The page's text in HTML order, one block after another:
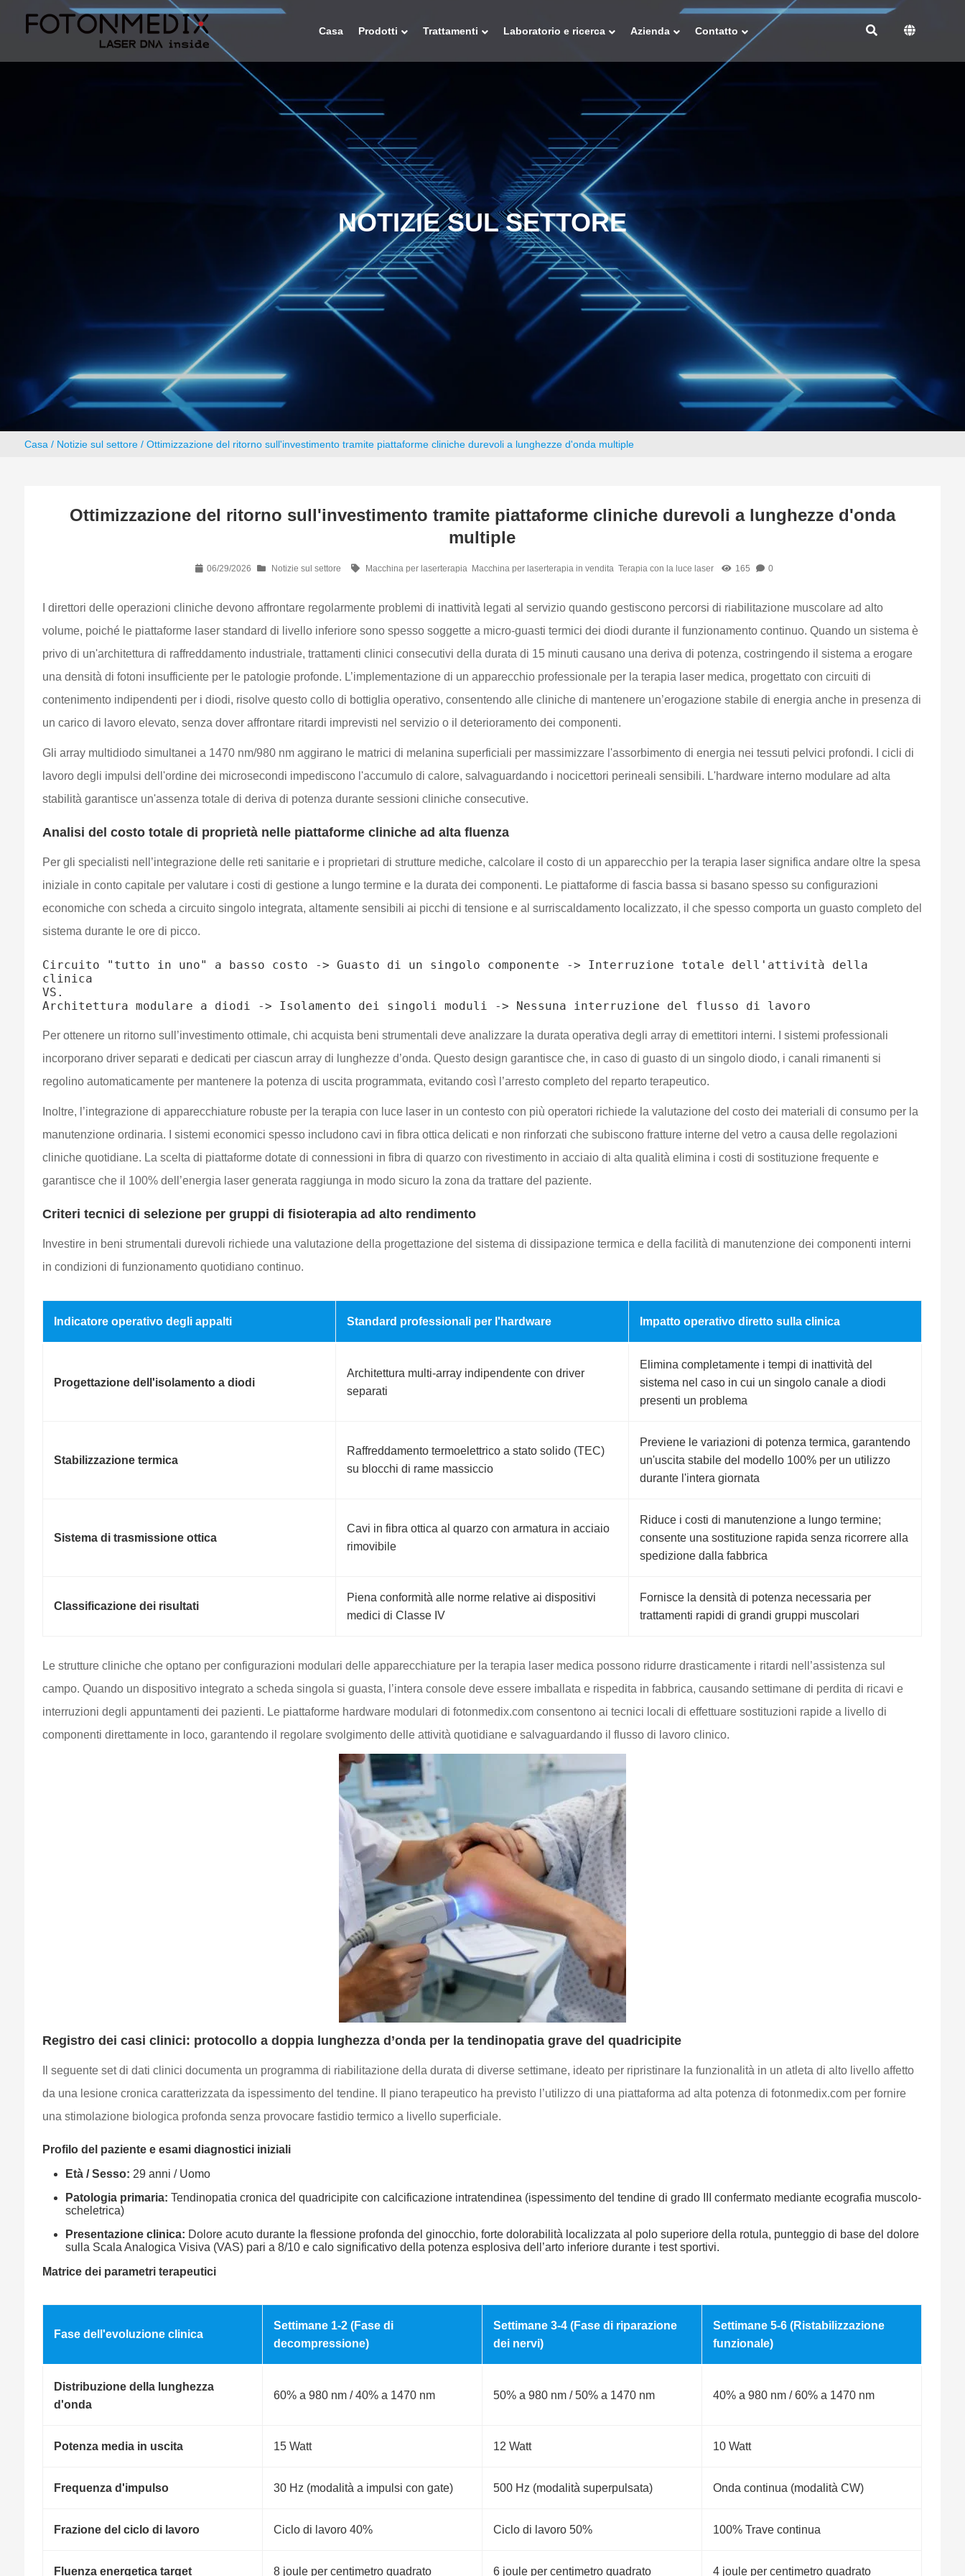
Casa Prodotti Trattamenti Laboratorio e ricerca Azienda Contatto
NOTIZIE SUL SETTORE
Casa / Notizie sul settore/ Ottimizzazione del ritorno sull'investimento tramite piattaforme cliniche durevoli a lunghezze d'onda multiple
Ottimizzazione del ritorno sull'investimento tramite piattaforme cliniche durevoli a lunghezze d'onda
multiple
06/29/2026 Notizie sul settore Macchina per laserterapia Macchina per laserterapia in vendita Terapia con la luce laser 165 0
I direttori delle operazioni cliniche devono affrontare regolarmente problemi di inattività legati al servizio quando gestiscono percorsi di riabilitazione muscolare ad alto
volume, poiché le piattaforme laser standard di livello inferiore sono spesso soggette a micro-guasti termici dei diodi durante il funzionamento continuo. Quando un sistema è
privo di un'architettura di raffreddamento industriale, trattamenti clinici consecutivi della durata di 15 minuti causano una deriva di potenza, costringendo il sistema a erogare
una densità di fotoni insufficiente per le patologie profonde. L’implementazione di un apparecchio professionale per la terapia laser medica, progettato con circuiti di
contenimento indipendenti per i diodi, risolve questo collo di bottiglia operativo, consentendo alle cliniche di mantenere un’erogazione stabile di energia anche in presenza di
un carico di lavoro elevato, senza dover affrontare ritardi imprevisti nel servizio o il deterioramento dei componenti.
Gli array multidiodo simultanei a 1470 nm/980 nm aggirano le matrici di melanina superficiali per massimizzare l'assorbimento di energia nei tessuti pelvici profondi. I cicli di
lavoro degli impulsi dell'ordine dei microsecondi impediscono l'accumulo di calore, salvaguardando i nocicettori perineali sensibili. L'hardware interno modulare ad alta
stabilità garantisce un'assenza totale di deriva di potenza durante sessioni cliniche consecutive.
Analisi del costo totale di proprietà nelle piattaforme cliniche ad alta fluenza
Per gli specialisti nell’integrazione delle reti sanitarie e i proprietari di strutture mediche, calcolare il costo di un apparecchio per la terapia laser significa andare oltre la spesa
iniziale in conto capitale per valutare i costi di gestione a lungo termine e la durata dei componenti. Le piattaforme di fascia bassa si basano spesso su configurazioni
economiche con scheda a circuito singolo integrata, altamente sensibili ai picchi di tensione e al surriscaldamento localizzato, il che spesso comporta un guasto completo del
sistema durante le ore di picco.
Circuito "tutto in uno" a basso costo -> Guasto di un singolo componente -> Interruzione totale dell'attività della
clinica
VS.
Per ottenere un ritorno sull’investimento ottimale, chi acquista beni strumentali deve analizzare la durata operativa degli array di emettitori interni. I sistemi professionali
incorporano driver separati e dedicati per ciascun array di lunghezze d’onda. Questo design garantisce che, in caso di guasto di un singolo diodo, i canali rimanenti si
regolino automaticamente per mantenere la potenza di uscita programmata, evitando così l’arresto completo del reparto terapeutico.
Inoltre, l’integrazione di apparecchiature robuste per la terapia con luce laser in un contesto con più operatori richiede la valutazione del costo dei materiali di consumo per la
manutenzione ordinaria. I sistemi economici spesso includono cavi in fibra ottica delicati e non rinforzati che subiscono fratture interne del vetro a causa delle regolazioni
cliniche quotidiane. La scelta di piattaforme dotate di connessioni in fibra di quarzo con rivestimento in acciaio di alta qualità elimina i costi di sostituzione frequente e
garantisce che il 100% dell’energia laser generata raggiunga in modo sicuro la zona da trattare del paziente.
Criteri tecnici di selezione per gruppi di fisioterapia ad alto rendimento
Investire in beni strumentali durevoli richiede una valutazione della progettazione del sistema di dissipazione termica e della facilità di manutenzione dei componenti interni
in condizioni di funzionamento quotidiano continuo.
Indicatore operativo degli appalti Standard professionali per l'hardware Impatto operativo diretto sulla clinica
Progettazione dell'isolamento a diodi
Architettura multi-array indipendente con driver
separati
Elimina completamente i tempi di inattività del
sistema nel caso in cui un singolo canale a diodi
presenti un problema
Stabilizzazione termica
Raffreddamento termoelettrico a stato solido (TEC)
su blocchi di rame massiccio
Previene le variazioni di potenza termica, garantendo
un'uscita stabile del modello 100% per un utilizzo
durante l'intera giornata
Sistema di trasmissione ottica
Cavi in fibra ottica al quarzo con armatura in acciaio
rimovibile
Riduce i costi di manutenzione a lungo termine;
consente una sostituzione rapida senza ricorrere alla
spedizione dalla fabbrica
Classificazione dei risultati
Piena conformità alle norme relative ai dispositivi
medici di Classe IV
Fornisce la densità di potenza necessaria per
trattamenti rapidi di grandi gruppi muscolari
Le strutture cliniche che optano per configurazioni modulari delle apparecchiature per la terapia laser medica possono ridurre drasticamente i ritardi nell’assistenza sul
campo. Quando un dispositivo integrato a scheda singola si guasta, l’intera console deve essere imballata e rispedita in fabbrica, causando settimane di perdita di ricavi e
interruzioni degli appuntamenti dei pazienti. Le piattaforme hardware modulari di fotonmedix.com consentono ai tecnici locali di effettuare sostituzioni rapide a livello di
componenti direttamente in loco, garantendo il regolare svolgimento delle attività quotidiane e salvaguardando il flusso di lavoro clinico.
Registro dei casi clinici: protocollo a doppia lunghezza d’onda per la tendinopatia grave del quadricipite
Il seguente set di dati clinici documenta un programma di riabilitazione della durata di diverse settimane, ideato per ripristinare la funzionalità in un atleta di alto livello affetto
da una lesione cronica caratterizzata da ispessimento del tendine. Il piano terapeutico ha previsto l’utilizzo di una piattaforma ad alta potenza di fotonmedix.com per fornire
una stimolazione biologica profonda senza provocare fastidio termico a livello superficiale.
Profilo del paziente e esami diagnostici iniziali
Età / Sesso: 29 anni / Uomo
Patologia primaria: Tendinopatia cronica del quadricipite con calcificazione intratendinea (ispessimento del tendine di grado III confermato mediante ecografia muscolo-
scheletrica)
Presentazione clinica: Dolore acuto durante la flessione profonda del ginocchio, forte dolorabilità localizzata al polo superiore della rotula, punteggio di base del dolore
sulla Scala Analogica Visiva (VAS) pari a 8/10 e calo significativo della potenza esplosiva dell’arto inferiore durante i test sportivi.
Matrice dei parametri terapeutici
Fase dell'evoluzione clinica
Settimane 1-2 (Fase di
decompressione)
Settimane 3-4 (Fase di riparazione
dei nervi)
Settimane 5-6 (Ristabilizzazione
funzionale)
Distribuzione della lunghezza
d'onda
60% a 980 nm / 40% a 1470 nm 50% a 980 nm / 50% a 1470 nm 40% a 980 nm / 60% a 1470 nm
Potenza media in uscita 15 Watt 12 Watt 10 Watt
Frequenza d'impulso 30 Hz (modalità a impulsi con gate) 500 Hz (modalità superpulsata) Onda continua (modalità CW)
Frazione del ciclo di lavoro Ciclo di lavoro 40% Ciclo di lavoro 50% 100% Trave continua
Fluenza energetica target 8 joule per centimetro quadrato 6 joule per centimetro quadrato 4 joule per centimetro quadrato